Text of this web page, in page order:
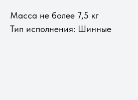
Масса не более 7,5 кг
Тип исполнения: Шинные